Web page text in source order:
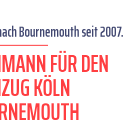
Bournemouth seit 2007.
FÜR DEN
KÖLN